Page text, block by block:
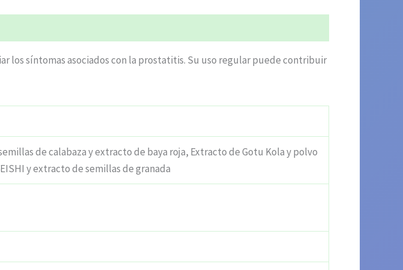
los síntomas asociados con la prostatitis. Su uso regular puede contribuir
de calabaza y extracto de baya roja, Extracto de Gotu Kola y polvo
y extracto de semillas de granada